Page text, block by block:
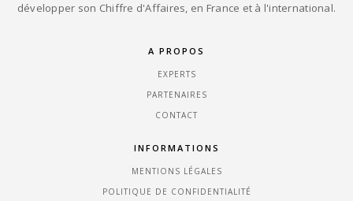
développer son Chiffre d'Affaires, en France et à l'international.
A PROPOS
EXPERTS
PARTENAIRES
CONTACT
INFORMATIONS
MENTIONS LÉGALES
POLITIQUE DE CONFIDENTIALITÉ